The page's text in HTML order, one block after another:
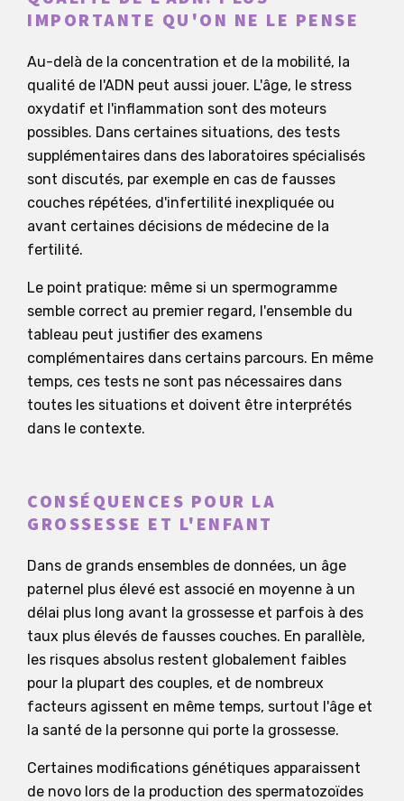
IMPORTANTE QU'ON NE LE PENSE
Au-delà de la concentration et de la mobilité, la
qualité de l'ADN peut aussi jouer. L'âge, le stress
oxydatif et l'inflammation sont des moteurs
possibles. Dans certaines situations, des tests
supplémentaires dans des laboratoires spécialisés
sont discutés, par exemple en cas de fausses
couches répétées, d'infertilité inexpliquée ou
avant certaines décisions de médecine de la
fertilité.
Le point pratique: même si un spermogramme
semble correct au premier regard, l'ensemble du
tableau peut justifier des examens
complémentaires dans certains parcours. En même
temps, ces tests ne sont pas nécessaires dans
toutes les situations et doivent être interprétés
dans le contexte.
CONSÉQUENCES POUR LA
GROSSESSE ET L'ENFANT
Dans de grands ensembles de données, un âge
paternel plus élevé est associé en moyenne à un
délai plus long avant la grossesse et parfois à des
taux plus élevés de fausses couches. En parallèle,
les risques absolus restent globalement faibles
pour la plupart des couples, et de nombreux
facteurs agissent en même temps, surtout l'âge et
la santé de la personne qui porte la grossesse.
Certaines modifications génétiques apparaissent
de novo lors de la production des spermatozoïdes